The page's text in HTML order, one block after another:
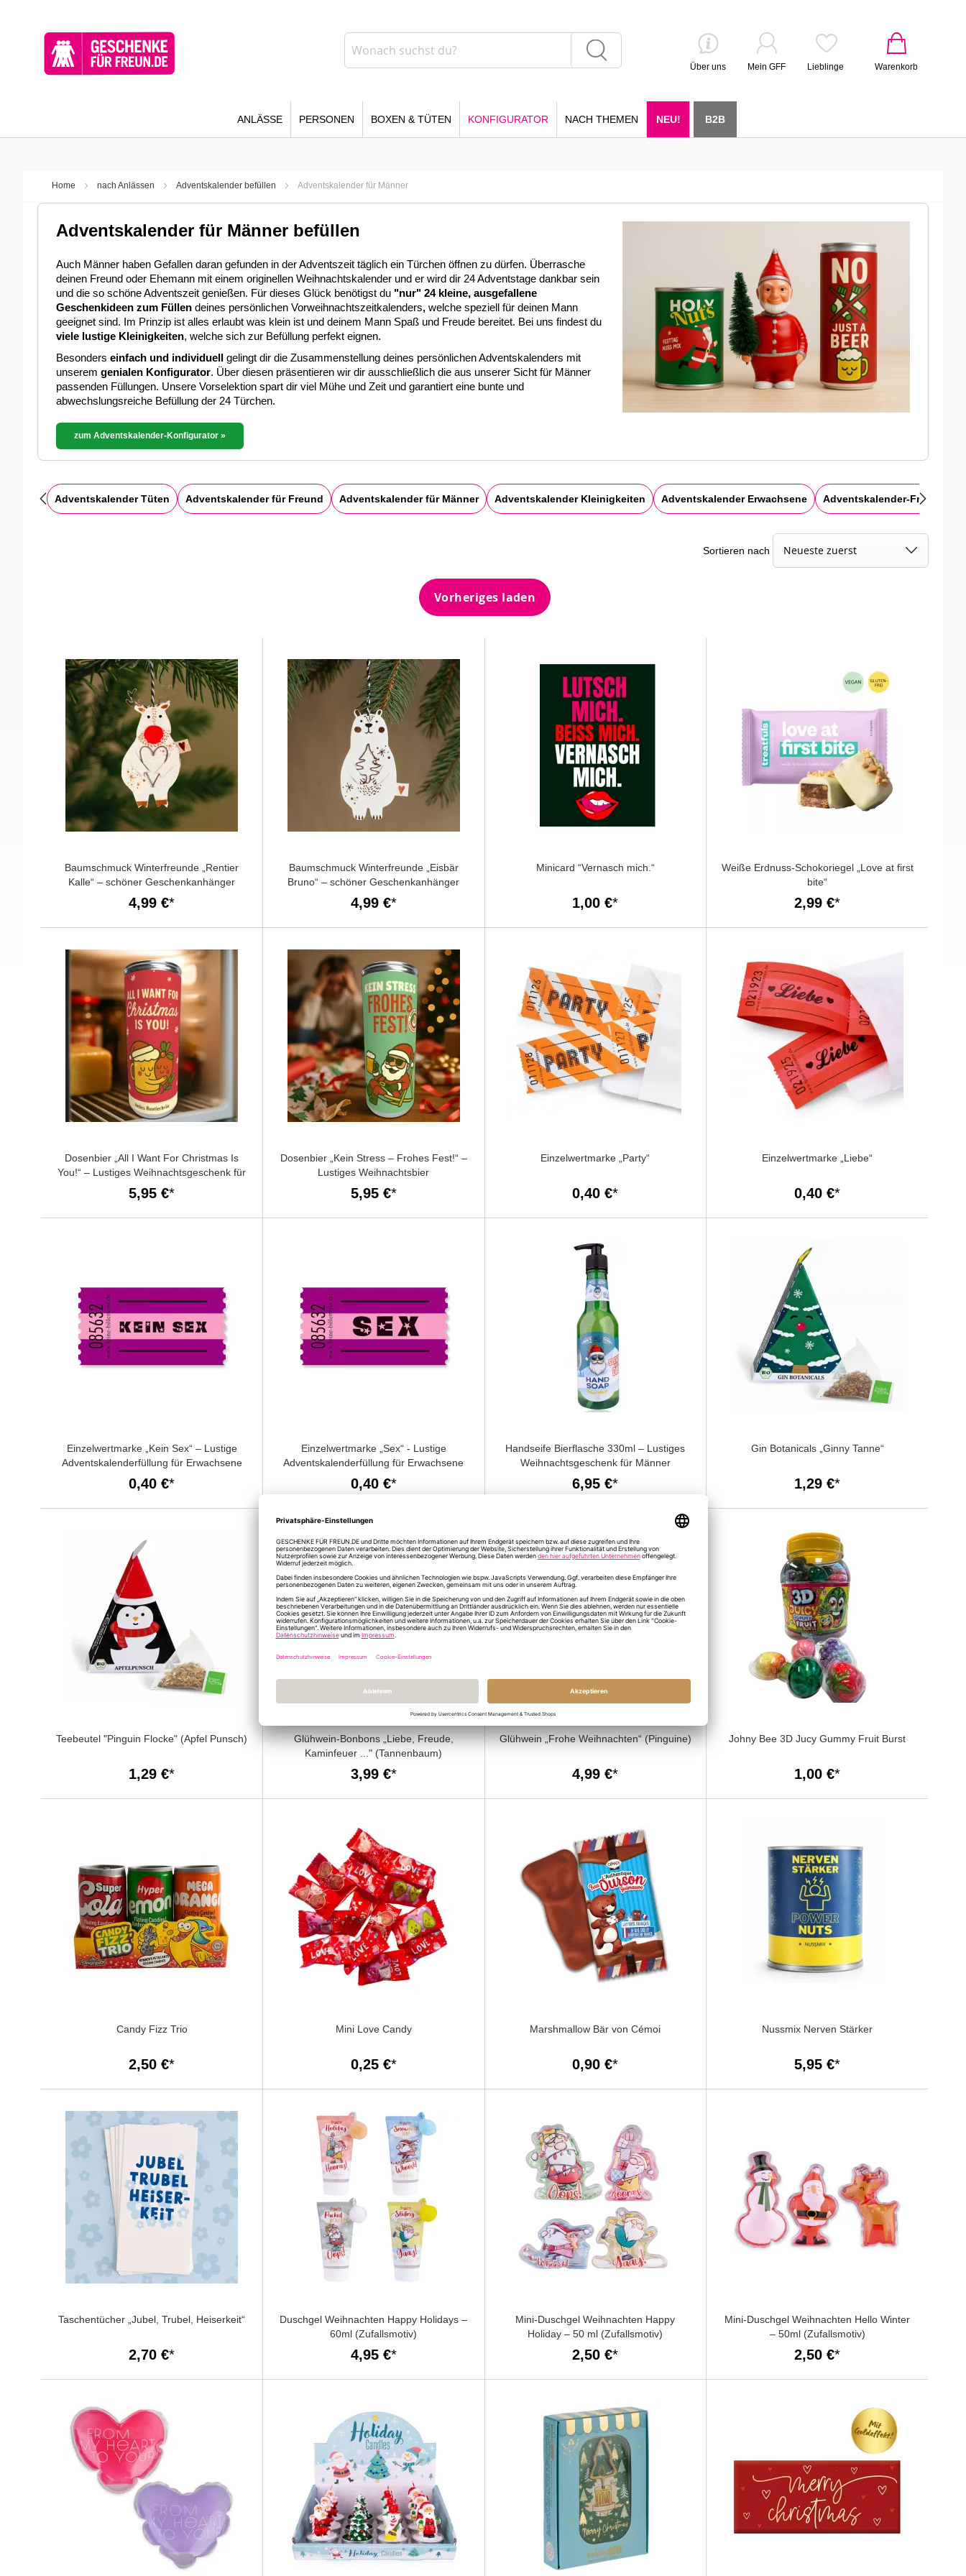
Warenkorb
Über uns Mein GFF Lieblinge
ANLÄSSE PERSONEN BOXEN & TÜTEN KONFIGURATOR NACH THEMEN NEU! B2B
Home nach Anlässen Adventskalender befüllen Adventskalender für Männer
Adventskalender für Männer befüllen
Auch Männer haben Gefallen daran gefunden in der Adventszeit täglich ein Türchen öffnen zu dürfen. Überrasche
deinen Freund oder Ehemann mit einem originellen Weihnachtskalender und er wird dir 24 Adventstage dankbar sein
und die so schöne Adventszeit genießen. Für dieses Glück benötigst du "nur" 24 kleine, ausgefallene
Geschenkideen zum Füllen deines persönlichen Vorweihnachtszeitkalenders, welche speziell für deinen Mann
geeignet sind. Im Prinzip ist alles erlaubt was klein ist und deinem Mann Spaß und Freude bereitet. Bei uns findest du
viele lustige Kleinigkeiten, welche sich zur Befüllung perfekt eignen.
Besonders einfach und individuell
gelingt dir die Zusammenstellung deines persönlichen Adventskalenders mit
unserem genialen Konfigurator. Über diesen präsentieren wir dir ausschließlich die aus unserer Sicht für Männer
passenden Füllungen. Unsere Vorselektion spart dir viel Mühe und Zeit und garantiert eine bunte und
abwechslungsreiche Befüllung der 24 Türchen.
zum Adventskalender-Konfigurator »
Adventskalender Tüten Adventskalender für Freund Adventskalender für Männer Adventskalender Kleinigkeiten Adventskalender Erwachsene Adventskalender-Frauen
Sortieren nach
Vorheriges laden
Baumschmuck Winterfreunde „Rentier
Kalle“ – schöner Geschenkanhänger
4,99 €
Baumschmuck Winterfreunde „Eisbär
Bruno“ – schöner Geschenkanhänger
4,99 €
Minicard “Vernasch mich.“
1,00 €
Weiße Erdnuss-Schokoriegel „Love at first
bite“
2,99 €
Dosenbier „All I Want For Christmas Is
You!“ – Lustiges Weihnachtsgeschenk für
Freund
5,95 €
Dosenbier „Kein Stress – Frohes Fest!“ –
Lustiges Weihnachtsbier
5,95 €
Einzelwertmarke „Party“
0,40 €
Einzelwertmarke „Liebe“
0,40 €
Einzelwertmarke „Kein Sex“ – Lustige
Adventskalenderfüllung für Erwachsene
0,40 €
Einzelwertmarke „Sex“ - Lustige
Adventskalenderfüllung für Erwachsene
0,40 €
Handseife Bierflasche 330ml – Lustiges
Weihnachtsgeschenk für Männer
6,95 €
Gin Botanicals „Ginny Tanne“
1,29 €
Teebeutel "Pinguin Flocke" (Apfel Punsch)
1,29 €
Glühwein-Bonbons „Liebe, Freude,
Kaminfeuer ..." (Tannenbaum)
3,99 €
Glühwein „Frohe Weihnachten“ (Pinguine)
4,99 €
Johny Bee 3D Jucy Gummy Fruit Burst
1,00 €
Candy Fizz Trio
2,50 €
Mini Love Candy
0,25 €
Marshmallow Bär von Cémoi
0,90 €
Nussmix Nerven Stärker
5,95 €
Taschentücher „Jubel, Trubel, Heiserkeit“
2,70 €
Duschgel Weihnachten Happy Holidays –
60ml (Zufallsmotiv)
4,95 €
Mini-Duschgel Weihnachten Happy
Holiday – 50 ml (Zufallsmotiv)
2,50 €
Mini-Duschgel Weihnachten Hello Winter
– 50ml (Zufallsmotiv)
2,50 €